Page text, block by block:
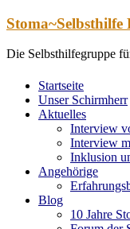
Zum
springen
Stoma~Selbsthilfe
Die Selbsthilfegruppe
Startseite
Unser Schirmherr
Aktuelles
Interview
Interview
Inklusion
Angehörige
Blog
10 Jahre